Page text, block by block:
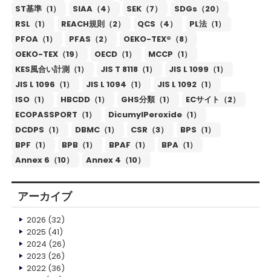
ST基準（1）
SIAA（4） SEK（7）
SDGs（20）
RSL（1）
REACH規則（2） QCS（4）
PL法（1）
PFOA（1）
PFAS（2）
OEKO-TEX®（8）
OEKO-TEX（19）
OECD（1）
MCCP（1）
KES風合い計測（1）
JIS T 8118（1）
JIS L 1099（1）
JIS L 1096（1）
JIS L 1094（1）
JIS L 1092（1）
ISO（1）
HBCDD（1） GHS分類（1）
ECサイト（2）
ECOPASSPORT（1）
DicumylPeroxide（1）
DCDPS（1）
DBMC（1） CSR（3）
BPS（1）
BPF（1）
BPB（1） BPAF（1）
BPA（1）
Annex 6（10）
Annex 4（10）
アーカイブ
2026 (32)
2025 (41)
2024 (26)
2023 (26)
2022(36)